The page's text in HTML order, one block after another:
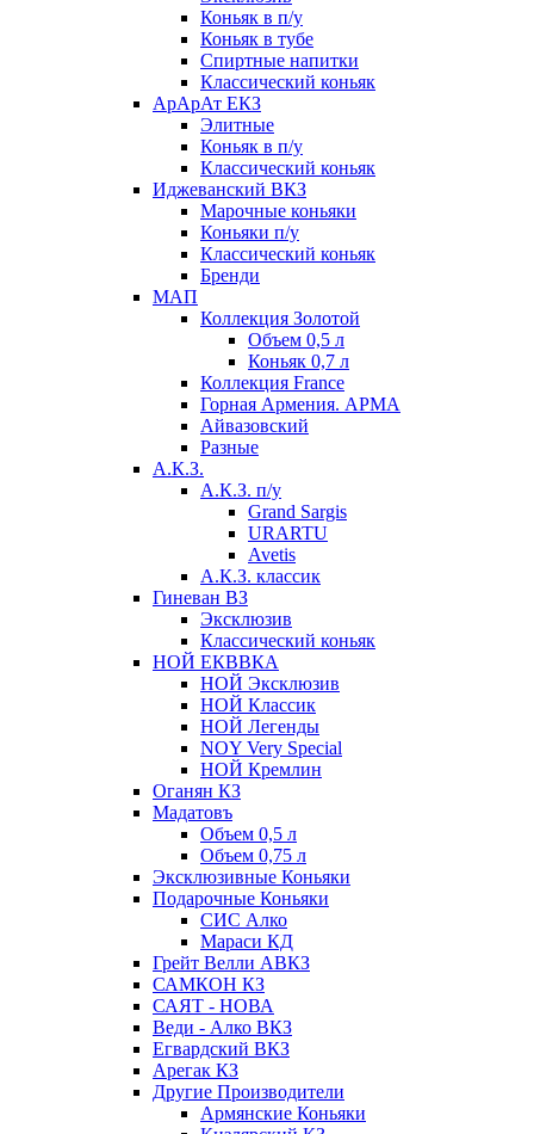
Коньяк в п/у
Коньяк в тубе
Спиртные напитки
Классический коньяк
АрАрАт ЕКЗ
Элитные
Коньяк в п/у
Классический коньяк
Иджеванский ВКЗ
Марочные коньяки
Коньяки п/у
Классический коньяк
Бренди
МАП
Коллекция Золотой
Объем 0,5 л
Коньяк 0,7 л
Коллекция France
Горная Армения. АРМА
Айвазовский
Разные
А.К.З.
А.К.З. п/у
Grand Sargis
URARTU
Avetis
А.К.З. классик
Гиневан ВЗ
Эксклюзив
Классический коньяк
НОЙ ЕКВВКА
НОЙ Эксклюзив
НОЙ Классик
НОЙ Легенды
NOY Very Speсial
НОЙ Кремлин
Оганян КЗ
Мадатовъ
Объем 0,5 л
Объем 0,75 л
Эксклюзивные Коньяки
Подарочные Коньяки
СИС Алко
Мараси КД
Грейт Велли АВКЗ
САМКОН КЗ
САЯТ - НОВА
Веди - Алко ВКЗ
Егвардский ВКЗ
Арегак КЗ
Другие Производители
Армянские Коньяки